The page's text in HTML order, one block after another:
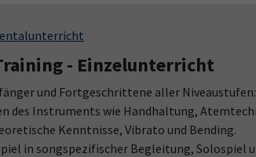
- Einzelunterricht
und Fortgeschrittene aller Niveaustufen:
des Instruments wie Handhaltung,
Kenntnisse, Vibrato und Bending.
in songspezifischer Begleitung, Solospiel